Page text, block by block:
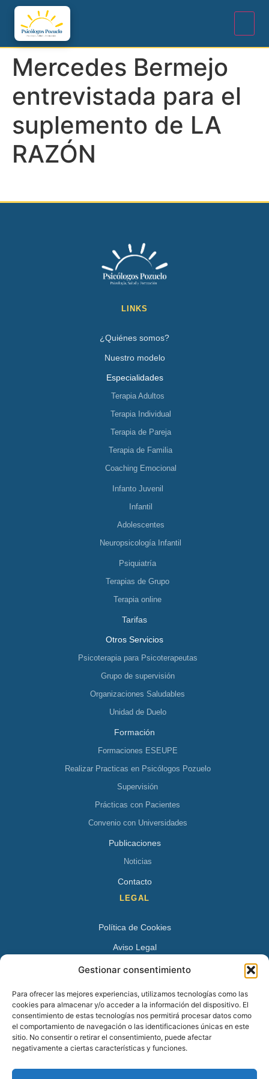
Gestionar consentimiento
Para ofrecer las mejores experiencias, utilizamos tecnologías como las
cookies para almacenar y/o acceder a la información del dispositivo. El
consentimiento de estas tecnologías nos permitirá procesar datos como
el comportamiento de navegación o las identificaciones únicas en este
sitio. No consentir o retirar el consentimiento, puede afectar
negativamente a ciertas características y funciones.
Mercedes Bermejo
entrevistada para el
suplemento de LA
RAZÓN
LINKS
¿Quiénes somos?
Nuestro modelo
Especialidades
Terapia Adultos
Terapia Individual
Terapia de Pareja
Terapia de Familia
Coaching Emocional
Infanto Juvenil
Infantil
Adolescentes
Neuropsicología Infantil
Psiquiatría
Terapias de Grupo
Terapia online
Tarifas
Otros Servicios
Psicoterapia para Psicoterapeutas
Grupo de supervisión
Organizaciones Saludables
Unidad de Duelo
Formación
Formaciones ESEUPE
Realizar Practicas en Psicólogos Pozuelo
Supervisión
Prácticas con Pacientes
Convenio con Universidades
Publicaciones
Noticias
Contacto
LEGAL
Política de Cookies
Aviso Legal
Política de Privacidad
Avenida Juan XXIII 15 B 28224 – Pozuelo de Alarcón,
Madrid
Tel:+34 913527728
+34 669 83 48 45